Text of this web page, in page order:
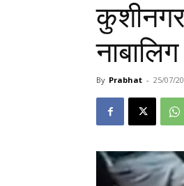
By Prabhat - 25/07/